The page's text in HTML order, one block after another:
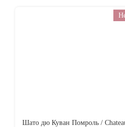
Шато дю Куван Помроль /